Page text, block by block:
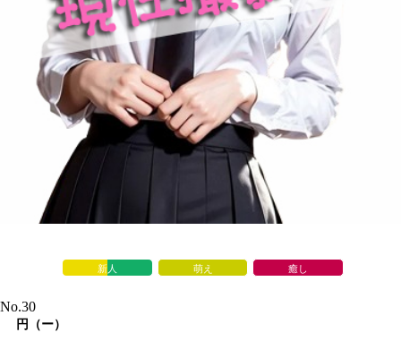
新人 萌え 癒し
No.30
円（ー）